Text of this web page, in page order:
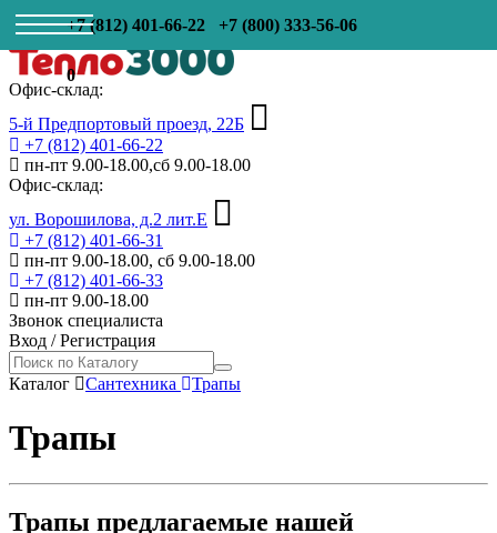
+7 (812) 401-66-22 +7 (800) 333-56-06
0
Офис-склад:
5-й Предпортовый проезд, 22Б
+7 (812) 401-66-22
пн-пт 9.00-18.00,сб 9.00-18.00
Офис-склад:
ул. Ворошилова, д.2 лит.Е
+7 (812) 401-66-31
пн-пт 9.00-18.00, сб 9.00-18.00
+7 (812) 401-66-33
пн-пт 9.00-18.00
Звонок специалиста
Вход /Регистрация
Каталог Сантехника Трапы
Трапы
Трапы предлагаемые нашей